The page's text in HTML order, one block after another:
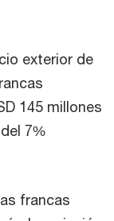
exterior de
145 millones
7%
francas